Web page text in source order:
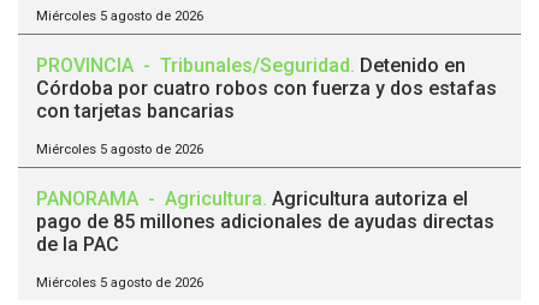
Miércoles 5 agosto de 2026
PROVINCIA - Tribunales/Seguridad. Detenido en
Córdoba por cuatro robos con fuerza y dos estafas
con tarjetas bancarias
Miércoles 5 agosto de 2026
PANORAMA - Agricultura. Agricultura autoriza el
pago de 85 millones adicionales de ayudas directas
de la PAC
Miércoles 5 agosto de 2026